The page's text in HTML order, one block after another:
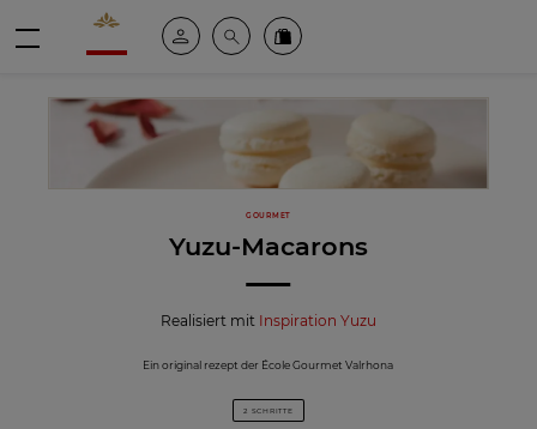
Valrhona - Imaginons le meilleur du chocolat
Mein kontoSuche Valrhona Collection
GOURMET
Yuzu-Macarons
Realisiert mit Inspiration Yuzu
Ein original rezept der École Gourmet Valrhona
2 SCHRITTE